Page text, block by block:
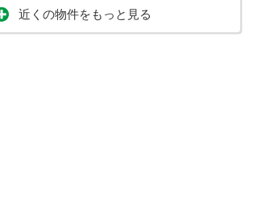
近くの物件をもっと見る